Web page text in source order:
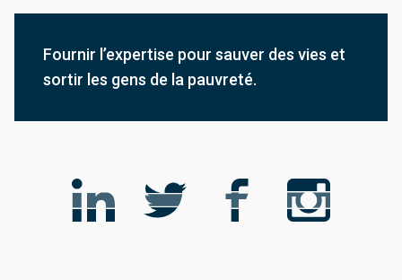
Fournir l’expertise pour sauver des vies et
sortir les gens de la pauvreté.